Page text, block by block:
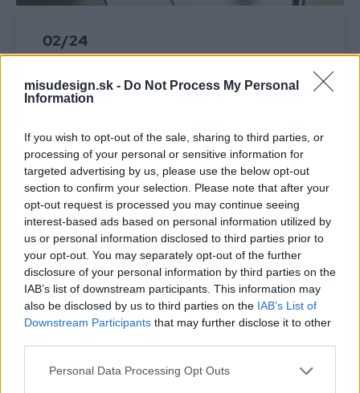
misudesign.sk - Do Not Process My Personal
Information
If you wish to opt-out of the sale, sharing to third parties, or
processing of your personal or sensitive information for
targeted advertising by us, please use the below opt-out
section to confirm your selection. Please note that after your
opt-out request is processed you may continue seeing
interest-based ads based on personal information utilized by
us or personal information disclosed to third parties prior to
your opt-out. You may separately opt-out of the further
disclosure of your personal information by third parties on the
IAB’s list of downstream participants. This information may
also be disclosed by us to third parties on the IAB’s List of
Downstream Participants that may further disclose it to other
Personal Data Processing Opt Outs
02/24
Rebranding po 25 rokoch
V našej agentúre sme mali česť spolupracovať s
oblasti, ktorá sa po25 rokochna trhu rozhodla
pre redizajn a modernizáciu
svojho podnikania.
Spoločnosť REGADA , s ktorou sme pracovali na
zmene vizuálua tvorbe novejweb stránky, sa
stala príkladom toho, akoodvaha k zmene môže
posunúť firmu vpred.
Prečítať
< 1 2